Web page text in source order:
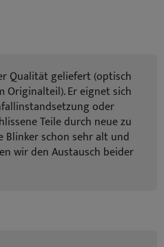
Qualität geliefert (optisch
Originalteil). Er eignet sich
oder
Teile durch neue zu
Blinker schon sehr alt und
wir den Austausch beider